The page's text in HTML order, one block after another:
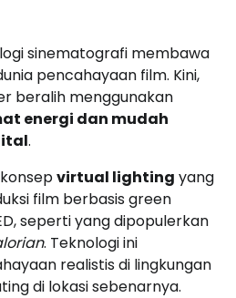
sinematografi membawa
pencahayaan film. Kini,
beralih menggunakan
energi dan mudah
.
virtual lighting yang
film berbasis green
seperti yang dipopulerkan
. Teknologi ini
realistis di lingkungan
di lokasi sebenarnya.